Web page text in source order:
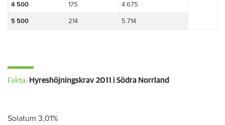
​4 500 ​175 ​4 675
​5 500 214 ​5 714
Fakta: Hyreshöjningskrav 2011 i Södra Norrland
Solatum 3,01%